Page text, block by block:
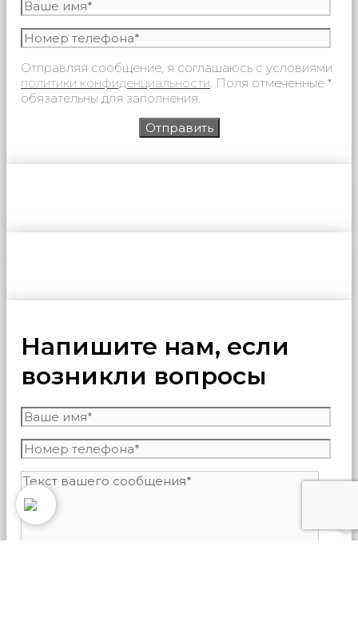
Отправляя сообщение, я соглашаюсь с условиями
политики конфиденциальности. Поля отмеченные *
обязательны для заполнения.
Напишите нам, если
возникли вопросы